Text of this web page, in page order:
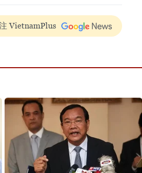
VietnamPlus